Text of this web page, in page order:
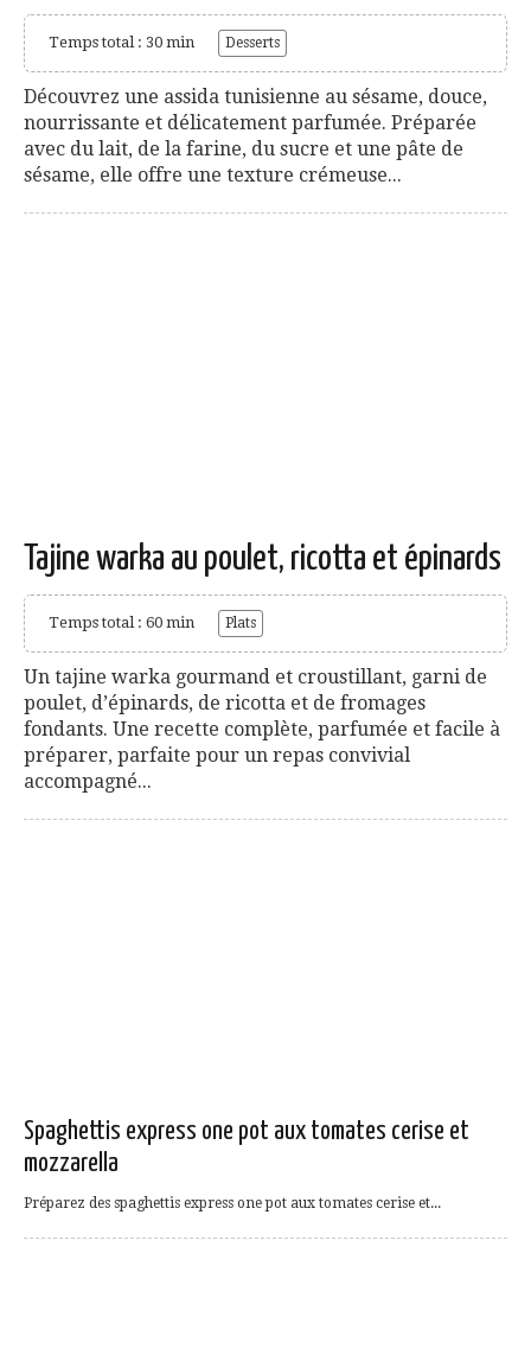
Temps total : 30 min Desserts
Découvrez une assida tunisienne au sésame, douce,
nourrissante et délicatement parfumée. Préparée
avec du lait, de la farine, du sucre et une pâte de
sésame, elle offre une texture crémeuse...
Tajine warka au poulet, ricotta et épinards
Temps total : 60 min Plats
Un tajine warka gourmand et croustillant, garni de
poulet, d’épinards, de ricotta et de fromages
fondants. Une recette complète, parfumée et facile à
préparer, parfaite pour un repas convivial
accompagné...
Spaghettis express one pot aux tomates cerise et
mozzarella
Préparez des spaghettis express one pot aux tomates cerise et...